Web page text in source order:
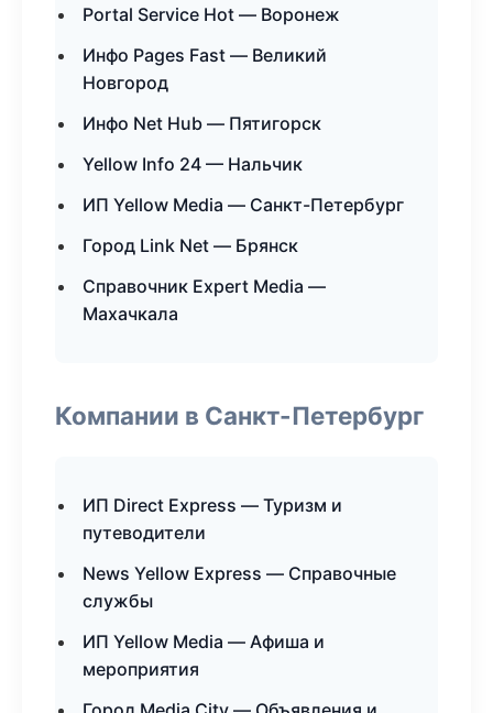
Portal Service Hot — Воронеж
Инфо Pages Fast — Великий
Новгород
Инфо Net Hub — Пятигорск
Yellow Info 24 — Нальчик
ИП Yellow Media — Санкт-Петербург
Город Link Net — Брянск
Справочник Expert Media —
Махачкала
Компании в Санкт-Петербург
ИП Direct Express — Туризм и
путеводители
News Yellow Express — Справочные
службы
ИП Yellow Media — Афиша и
мероприятия